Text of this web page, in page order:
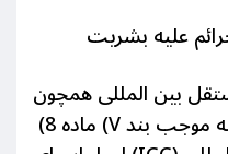
علیه بشریت
بین المللی همچون
«شکنجه جسمی و روانی» و به موجب بند V) ماده 8)